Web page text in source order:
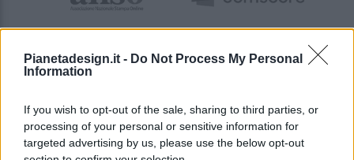
Pianetadesign.it - Do Not Process My Personal
Information
If you wish to opt-out of the sale, sharing to third parties, or
processing of your personal or sensitive information for
targeted advertising by us, please use the below opt-out
© 2026 - Pianeta Design - P.IVA 04827280654 - Testata